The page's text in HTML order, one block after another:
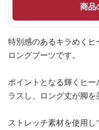
商品
特別感のあるキラめく
ロングブーツです。
ポイントとなる輝くヒ
ラスし、ロング丈が脚を
ストレッチ素材を使用